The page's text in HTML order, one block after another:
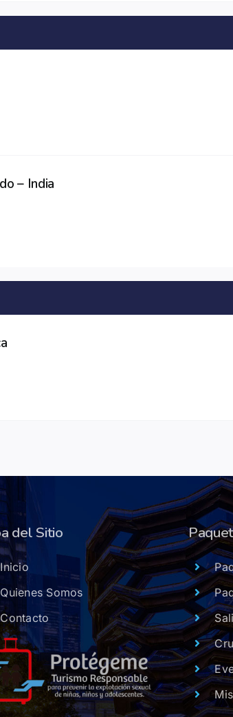
– India
del Sitio
Inicio
Quienes Somos
Contacto